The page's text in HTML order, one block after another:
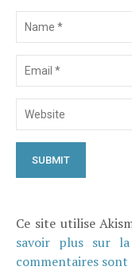
Ce site utilise
savoir plus sur
commentaires